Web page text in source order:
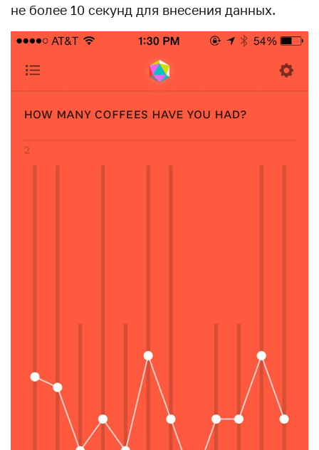
не более 10 секунд для внесения данных.